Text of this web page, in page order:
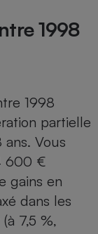
1998
1998
partielle
ans. Vous
600 €
gains en
dans les
7,5 %,